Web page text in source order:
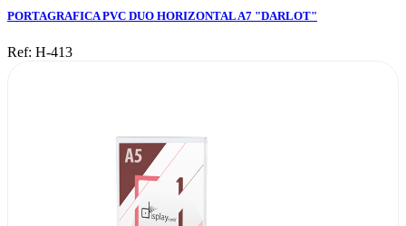
PORTAGRAFICA PVC DUO HORIZONTAL A7 "DARLOT"
Ref: H-413